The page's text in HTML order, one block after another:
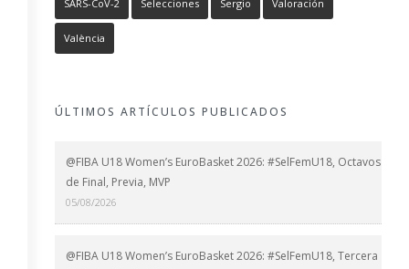
SARS-CoV-2 Selecciones Sergio Valoración
València
ÚLTIMOS ARTÍCULOS PUBLICADOS
@FIBA U18 Women’s EuroBasket 2026: #SelFemU18, Octavos
de Final, Previa, MVP
05/08/2026
@FIBA U18 Women’s EuroBasket 2026: #SelFemU18, Tercera